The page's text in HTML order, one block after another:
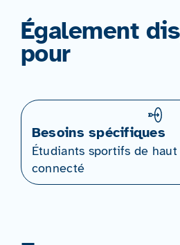
Également
pour
Besoins spécifiques
Étudiants sportifs de haut
connecté